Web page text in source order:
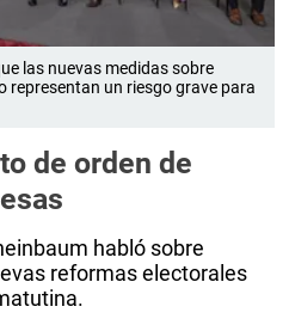
las nuevas medidas sobre
representan un riesgo grave para
de orden de
habló sobre
reformas electorales